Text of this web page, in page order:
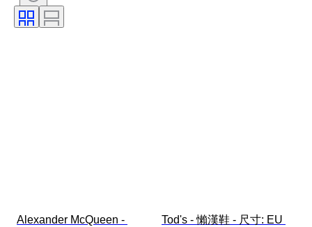
Alexander McQueen -
Tod's - 懶漢鞋 - 尺寸: EU